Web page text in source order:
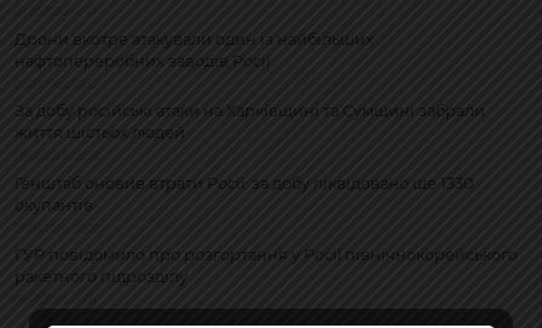
Дрони вкотре атакували один із найбільших
нафтопереробних заводів Росії
За добу російські атаки на Харківщині та Сумщині забрали
життя шістьох людей
Генштаб оновив втрати Росії: за добу ліквідовано ще 1330
окупантів
ГУР повідомило про розгортання у Росії північнокорейського
ракетного підрозділу